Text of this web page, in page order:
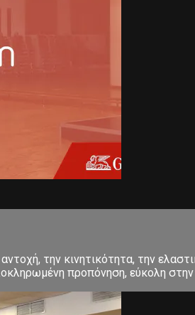
την κινητικότητα, την
προπόνηση, εύκολη στην